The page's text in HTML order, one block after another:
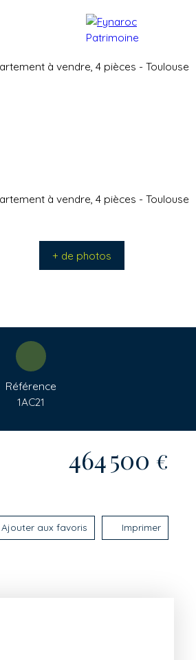
+ de photos
Référence
1AC21
464 500 €
Ajouter aux favoris Imprimer